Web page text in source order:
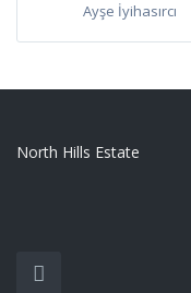
Ayşe İyihasırcı
North Hills Estate